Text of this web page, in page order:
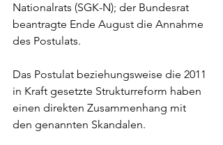
Nationalrats (SGK-N); der Bundesrat
beantragte Ende August die Annahme
des Postulats.
Das Postulat beziehungsweise die 2011
in Kraft gesetzte Strukturreform haben
einen direkten Zusammenhang mit
den genannten Skandalen.